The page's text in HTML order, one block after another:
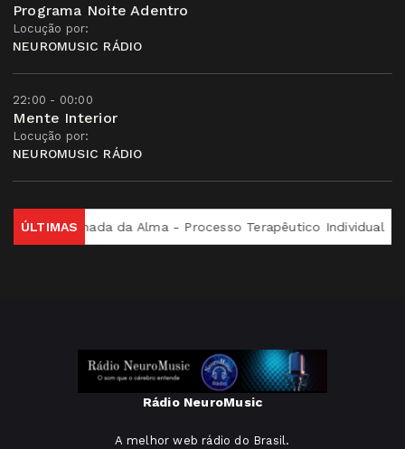
Programa Noite Adentro
Locução por:
NEUROMUSIC RÁDIO
22:00 - 00:00
Mente Interior
Locução por:
NEUROMUSIC RÁDIO
ÚLTIMAS
Jornada da Alma - Processo Terapêutico Individual
Rádio NeuroMusic
A melhor web rádio do Brasil.